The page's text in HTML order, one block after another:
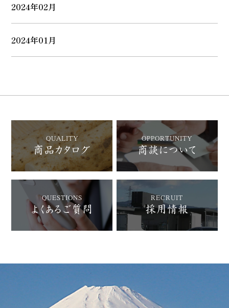
2024年02月
2024年01月
QUALITY
商品カタログ
OPPORTUNITY
商談について
QUESTIONS
よくあるご質問
RECRUIT
採用情報